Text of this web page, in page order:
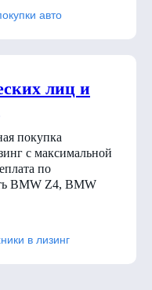
авто
лиц и
покупка
с максимальной
по
BMW Z4, BMW
в лизинг